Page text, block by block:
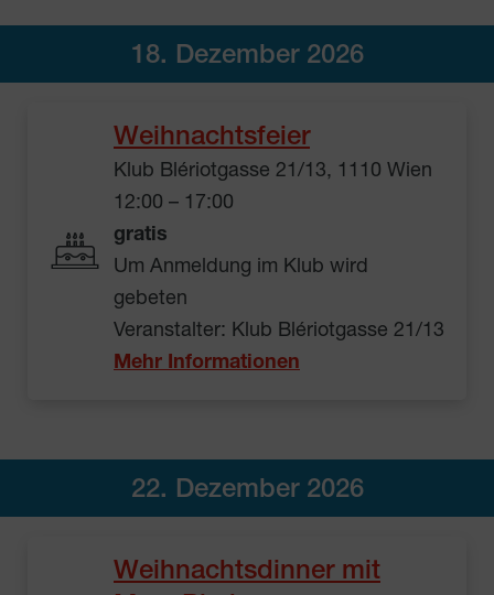
18. Dezember 2026
Weihnachtsfeier
Klub Blériotgasse 21/13, 1110 Wien
12:00 – 17:00
gratis
Um Anmeldung im Klub wird
gebeten
Veranstalter: Klub Blériotgasse 21/13
Mehr Informationen
22. Dezember 2026
Weihnachtsdinner mit